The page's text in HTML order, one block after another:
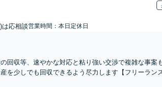
は応相談営業時間：本日定休日
回収等、速やかな対応と粘り強い交渉で複雑な事案
を少しでも回収できるよう尽力します【フリーラン